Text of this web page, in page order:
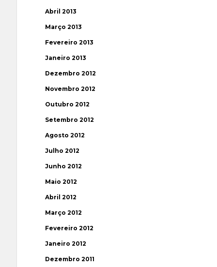
Abril 2013
Março 2013
Fevereiro 2013
Janeiro 2013
Dezembro 2012
Novembro 2012
Outubro 2012
Setembro 2012
Agosto 2012
Julho 2012
Junho 2012
Maio 2012
Abril 2012
Março 2012
Fevereiro 2012
Janeiro 2012
Dezembro 2011